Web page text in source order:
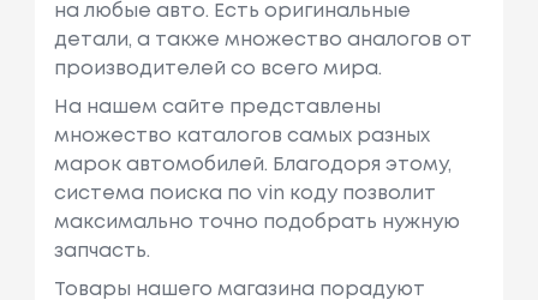
на любые авто. Есть оригинальные
детали, а также множество аналогов от
производителей со всего мира.
На нашем сайте представлены
множество каталогов самых разных
марок автомобилей. Благодоря этому,
система поиска по vin коду позволит
максимально точно подобрать нужную
запчасть.
Товары нашего магазина порадуют